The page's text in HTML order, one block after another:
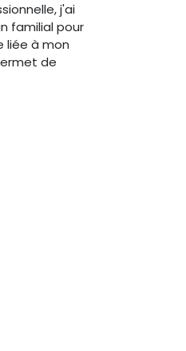
j'ai
familial pour
liée à mon
de